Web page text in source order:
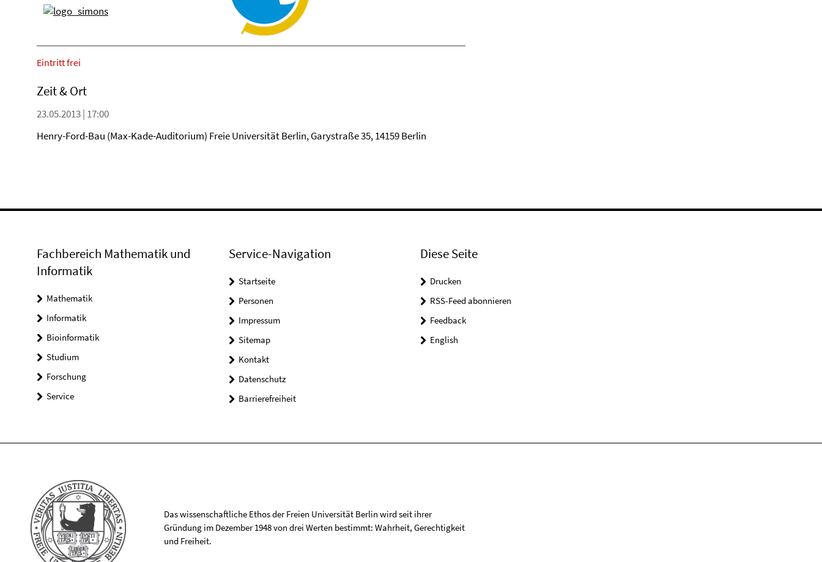
Eintritt frei
Zeit & Ort
23.05.2013 | 17:00
Henry-Ford-Bau (Max-Kade-Auditorium) Freie Universität Berlin, Garystraße 35, 14159 Berlin
Fachbereich Mathematik und
Informatik
Mathematik
Informatik
Bioinformatik
Studium
Forschung
Service
Service-Navigation
Startseite
Personen
Impressum
Sitemap
Kontakt
Datenschutz
Barrierefreiheit
Diese Seite
Drucken
RSS-Feed abonnieren
Feedback
English
Das wissenschaftliche Ethos der Freien Universität Berlin wird seit ihrer
Gründung im Dezember 1948 von drei Werten bestimmt: Wahrheit, Gerechtigkeit
und Freiheit.